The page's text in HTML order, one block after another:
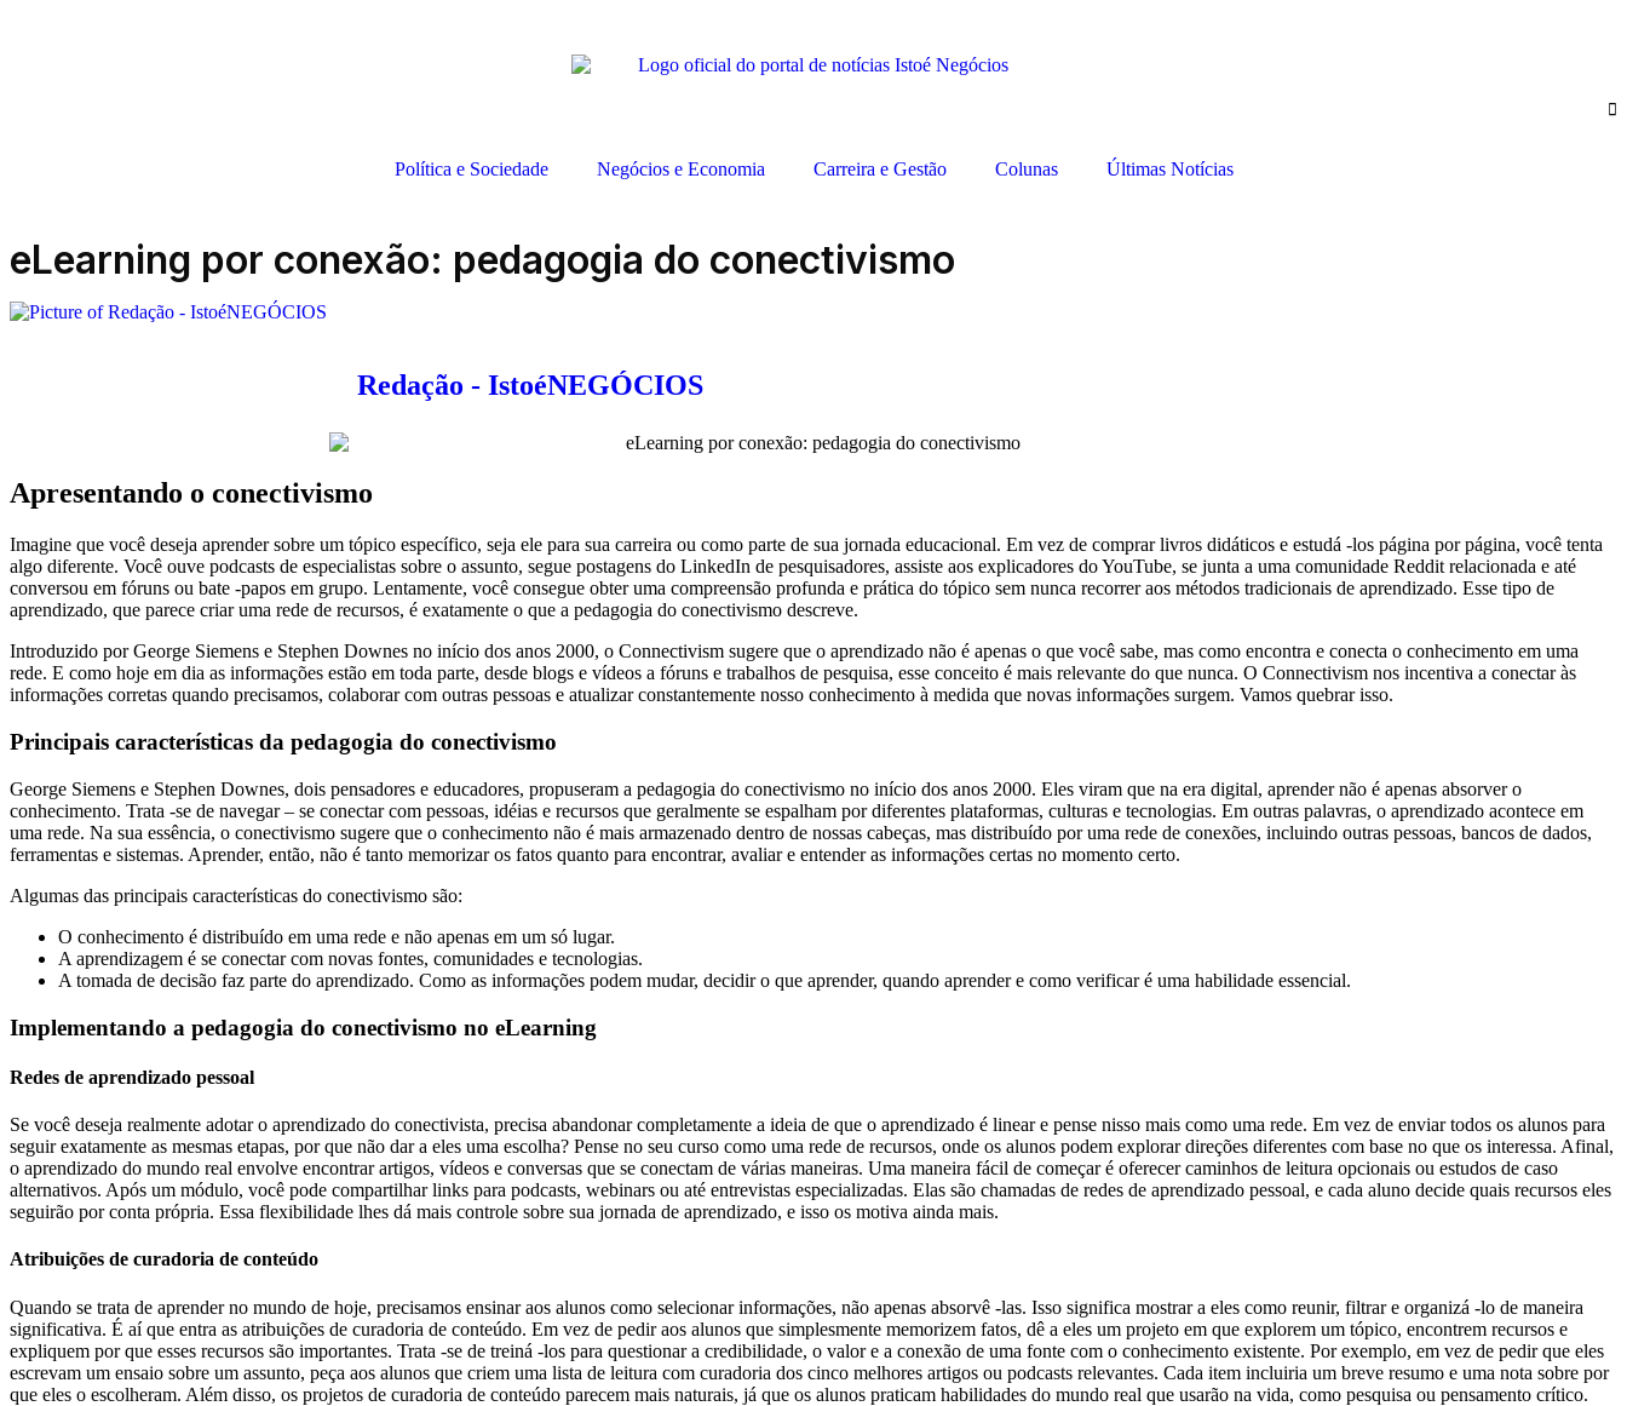
Política e Sociedade Negócios e Economia Carreira e Gestão Colunas Últimas Notícias
eLearning por conexão: pedagogia do conectivismo
Redação - IstoéNEGÓCIOS
Apresentando o conectivismo
Imagine que você deseja aprender sobre um tópico específico, seja ele para sua carreira ou como parte de sua jornada educacional. Em vez de comprar livros didáticos e estudá -los página por página, você tenta
algo diferente. Você ouve podcasts de especialistas sobre o assunto, segue postagens do LinkedIn de pesquisadores, assiste aos explicadores do YouTube, se junta a uma comunidade Reddit relacionada e até
conversou em fóruns ou bate -papos em grupo. Lentamente, você consegue obter uma compreensão profunda e prática do tópico sem nunca recorrer aos métodos tradicionais de aprendizado. Esse tipo de
aprendizado, que parece criar uma rede de recursos, é exatamente o que a pedagogia do conectivismo descreve.
Introduzido por George Siemens e Stephen Downes no início dos anos 2000, o Connectivism sugere que o aprendizado não é apenas o que você sabe, mas como encontra e conecta o conhecimento em uma
rede. E como hoje em dia as informações estão em toda parte, desde blogs e vídeos a fóruns e trabalhos de pesquisa, esse conceito é mais relevante do que nunca. O Connectivism nos incentiva a conectar às
informações corretas quando precisamos, colaborar com outras pessoas e atualizar constantemente nosso conhecimento à medida que novas informações surgem. Vamos quebrar isso.
Principais características da pedagogia do conectivismo
George Siemens e Stephen Downes, dois pensadores e educadores, propuseram a pedagogia do conectivismo no início dos anos 2000. Eles viram que na era digital, aprender não é apenas absorver o
conhecimento. Trata -se de navegar – se conectar com pessoas, idéias e recursos que geralmente se espalham por diferentes plataformas, culturas e tecnologias. Em outras palavras, o aprendizado acontece em
uma rede. Na sua essência, o conectivismo sugere que o conhecimento não é mais armazenado dentro de nossas cabeças, mas distribuído por uma rede de conexões, incluindo outras pessoas, bancos de dados,
ferramentas e sistemas. Aprender, então, não é tanto memorizar os fatos quanto para encontrar, avaliar e entender as informações certas no momento certo.
Algumas das principais características do conectivismo são:
O conhecimento é distribuído em uma rede e não apenas em um só lugar.
A aprendizagem é se conectar com novas fontes, comunidades e tecnologias.
A tomada de decisão faz parte do aprendizado. Como as informações podem mudar, decidir o que aprender, quando aprender e como verificar é uma habilidade essencial.
Implementando a pedagogia do conectivismo no eLearning
Redes de aprendizado pessoal
Se você deseja realmente adotar o aprendizado do conectivista, precisa abandonar completamente a ideia de que o aprendizado é linear e pense nisso mais como uma rede. Em vez de enviar todos os alunos para
seguir exatamente as mesmas etapas, por que não dar a eles uma escolha? Pense no seu curso como uma rede de recursos, onde os alunos podem explorar direções diferentes com base no que os interessa. Afinal,
o aprendizado do mundo real envolve encontrar artigos, vídeos e conversas que se conectam de várias maneiras. Uma maneira fácil de começar é oferecer caminhos de leitura opcionais ou estudos de caso
alternativos. Após um módulo, você pode compartilhar links para podcasts, webinars ou até entrevistas especializadas. Elas são chamadas de redes de aprendizado pessoal, e cada aluno decide quais recursos eles
seguirão por conta própria. Essa flexibilidade lhes dá mais controle sobre sua jornada de aprendizado, e isso os motiva ainda mais.
Atribuições de curadoria de conteúdo
Quando se trata de aprender no mundo de hoje, precisamos ensinar aos alunos como selecionar informações, não apenas absorvê -las. Isso significa mostrar a eles como reunir, filtrar e organizá -lo de maneira
significativa. É aí que entra as atribuições de curadoria de conteúdo. Em vez de pedir aos alunos que simplesmente memorizem fatos, dê a eles um projeto em que explorem um tópico, encontrem recursos e
expliquem por que esses recursos são importantes. Trata -se de treiná -los para questionar a credibilidade, o valor e a conexão de uma fonte com o conhecimento existente. Por exemplo, em vez de pedir que eles
escrevam um ensaio sobre um assunto, peça aos alunos que criem uma lista de leitura com curadoria dos cinco melhores artigos ou podcasts relevantes. Cada item incluiria um breve resumo e uma nota sobre por
que eles o escolheram. Além disso, os projetos de curadoria de conteúdo parecem mais naturais, já que os alunos praticam habilidades do mundo real que usarão na vida, como pesquisa ou pensamento crítico.